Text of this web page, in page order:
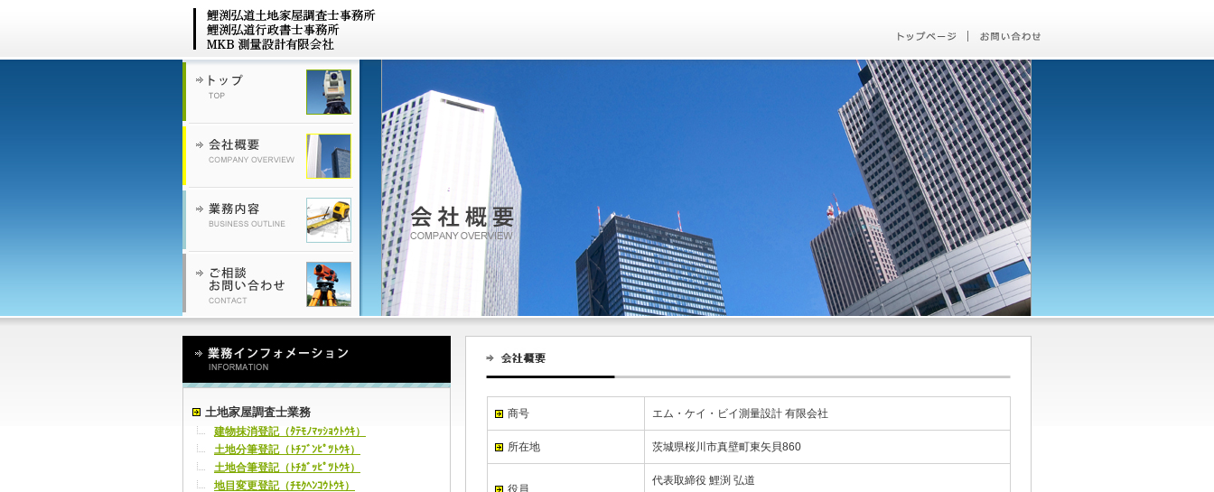
土地家屋調査士業務
建物抹消登記（ﾀﾃﾓﾉﾏｯｼｮｳﾄｳｷ）
土地分筆登記（ﾄﾁﾌﾞﾝﾋﾟﾂﾄｳｷ）
土地合筆登記（ﾄﾁｶﾞｯﾋﾟﾂﾄｳｷ）
地目変更登記（ﾁﾓｸﾍﾝｺｳﾄｳｷ）
商号 エム・ケイ・ビイ測量設計 有限会社
所在地 茨城県桜川市真壁町東矢貝860
役員
代表取締役 鯉渕 弘道